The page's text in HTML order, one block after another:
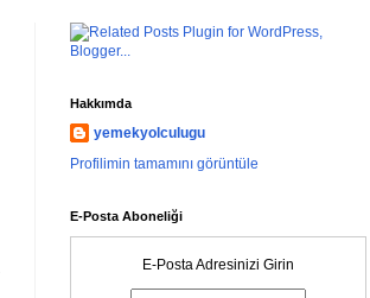
Hakkımda
yemekyolculugu
Profilimin tamamını görüntüle
E-Posta Aboneliği
E-Posta Adresinizi Girin